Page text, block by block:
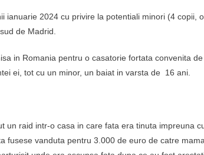
ianuarie 2024 cu privire la potentiali minori (4 copii,
de Madrid.
in Romania pentru o casatorie fortata convenita
ei, tot cu un minor, un baiat in varsta de 16 ani.
un raid intr-o casa in care fata era tinuta impreuna
fusese vanduta pentru 3.000 de euro de catre